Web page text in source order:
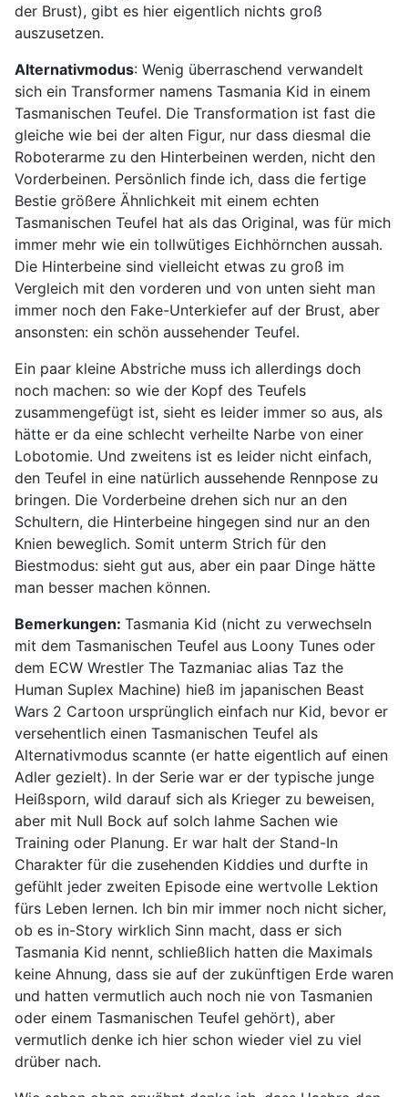
der Brust), gibt es hier eigentlich nichts groß
auszusetzen.
Alternativmodus: Wenig überraschend verwandelt
sich ein Transformer namens Tasmania Kid in einem
Tasmanischen Teufel. Die Transformation ist fast die
gleiche wie bei der alten Figur, nur dass diesmal die
Roboterarme zu den Hinterbeinen werden, nicht den
Vorderbeinen. Persönlich finde ich, dass die fertige
Bestie größere Ähnlichkeit mit einem echten
Tasmanischen Teufel hat als das Original, was für mich
immer mehr wie ein tollwütiges Eichhörnchen aussah.
Die Hinterbeine sind vielleicht etwas zu groß im
Vergleich mit den vorderen und von unten sieht man
immer noch den Fake-Unterkiefer auf der Brust, aber
ansonsten: ein schön aussehender Teufel.
Ein paar kleine Abstriche muss ich allerdings doch
noch machen: so wie der Kopf des Teufels
zusammengefügt ist, sieht es leider immer so aus, als
hätte er da eine schlecht verheilte Narbe von einer
Lobotomie. Und zweitens ist es leider nicht einfach,
den Teufel in eine natürlich aussehende Rennpose zu
bringen. Die Vorderbeine drehen sich nur an den
Schultern, die Hinterbeine hingegen sind nur an den
Knien beweglich. Somit unterm Strich für den
Biestmodus: sieht gut aus, aber ein paar Dinge hätte
man besser machen können.
Bemerkungen: Tasmania Kid (nicht zu verwechseln
mit dem Tasmanischen Teufel aus Loony Tunes oder
dem ECW Wrestler The Tazmaniac alias Taz the
Human Suplex Machine) hieß im japanischen Beast
Wars 2 Cartoon ursprünglich einfach nur Kid, bevor er
versehentlich einen Tasmanischen Teufel als
Alternativmodus scannte (er hatte eigentlich auf einen
Adler gezielt). In der Serie war er der typische junge
Heißsporn, wild darauf sich als Krieger zu beweisen,
aber mit Null Bock auf solch lahme Sachen wie
Training oder Planung. Er war halt der Stand-In
Charakter für die zusehenden Kiddies und durfte in
gefühlt jeder zweiten Episode eine wertvolle Lektion
fürs Leben lernen. Ich bin mir immer noch nicht sicher,
ob es in-Story wirklich Sinn macht, dass er sich
Tasmania Kid nennt, schließlich hatten die Maximals
keine Ahnung, dass sie auf der zukünftigen Erde waren
und hatten vermutlich auch noch nie von Tasmanien
oder einem Tasmanischen Teufel gehört), aber
vermutlich denke ich hier schon wieder viel zu viel
drüber nach.